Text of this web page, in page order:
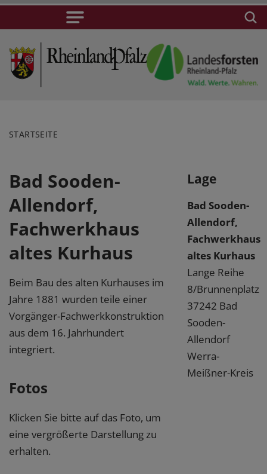
STARTSEITE
Bad Sooden-
Allendorf,
Fachwerkhaus
altes Kurhaus
Beim Bau des alten Kurhauses im
Jahre 1881 wurden teile einer
Vorgänger-Fachwerkkonstruktion
aus dem 16. Jahrhundert
integriert.
Fotos
Klicken Sie bitte auf das Foto, um
eine vergrößerte Darstellung zu
erhalten.
Lage
Bad Sooden-
Allendorf,
Fachwerkhaus
altes Kurhaus
Lange Reihe
8/Brunnenplatz
37242 Bad
Sooden-
Allendorf
Werra-
Meißner-Kreis